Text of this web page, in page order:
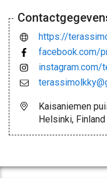
https://
facebook.com/
instagram.com/
Kaisaniemen
Helsinki, Finland